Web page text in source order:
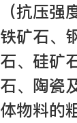
（抗压强
铁矿石、
石、硅矿
石、陶瓷
体物料的